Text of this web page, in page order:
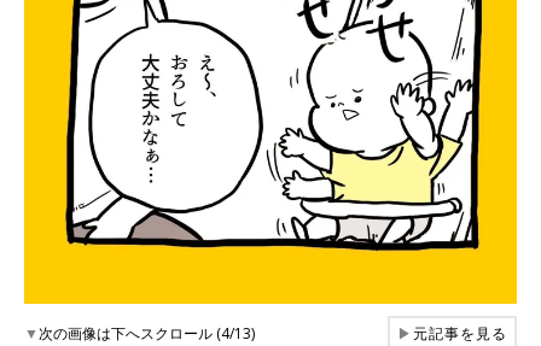
▼次の画像は下へスクロール (4/13) ▶元記事を見る